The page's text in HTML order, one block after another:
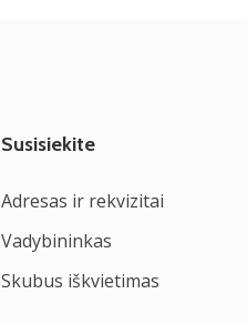
Susisiekite
Adresas ir rekvizitai
Vadybininkas
Skubus iškvietimas